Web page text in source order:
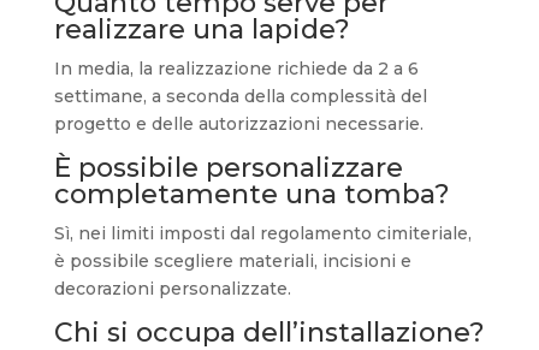
realizzare una lapide?
In media, la realizzazione richiede da 2 a 6
settimane, a seconda della complessità del
progetto e delle autorizzazioni necessarie.
È possibile personalizzare
completamente una tomba?
Sì, nei limiti imposti dal regolamento cimiteriale,
è possibile scegliere materiali, incisioni e
decorazioni personalizzate.
Chi si occupa dell’installazione?